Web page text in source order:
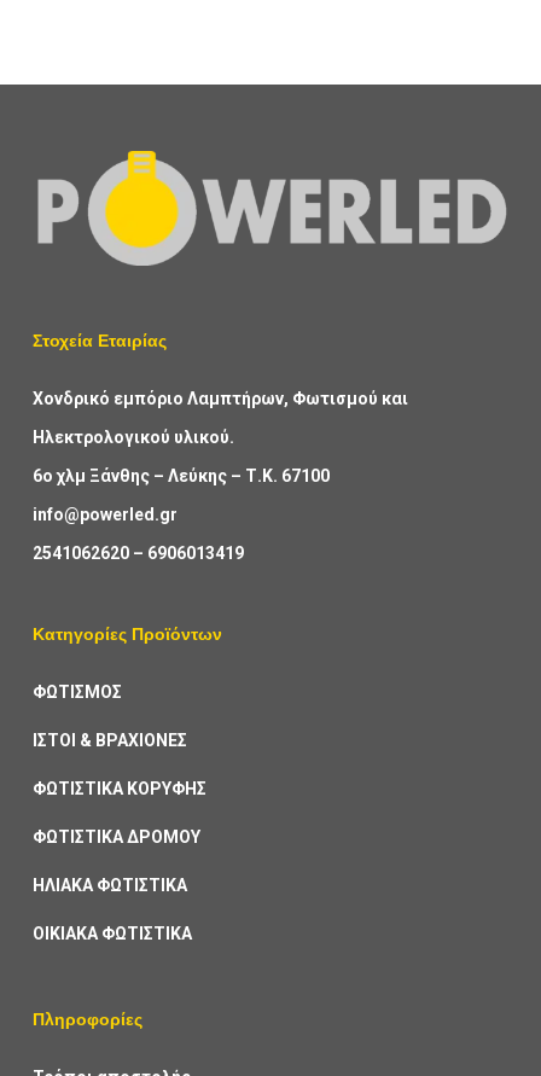
Στοχεία Εταιρίας
Χονδρικό εμπόριο Λαμπτήρων, Φωτισμού και
Ηλεκτρολογικού υλικού.
6ο χλμ Ξάνθης – Λεύκης – Τ.Κ. 67100
info@powerled.gr
2541062620– 6906013419
Κατηγορίες Προϊόντων
ΦΩΤΙΣΜΟΣ
ΙΣΤΟΙ & ΒΡΑΧΙΟΝΕΣ
ΦΩΤΙΣΤΙΚΑ ΚΟΡΥΦΗΣ
ΦΩΤΙΣΤΙΚΑ ΔΡΟΜΟΥ
ΗΛΙΑΚΑ ΦΩΤΙΣΤΙΚΑ
ΟΙΚΙΑΚΑ ΦΩΤΙΣΤΙΚΑ
Πληροφορίες